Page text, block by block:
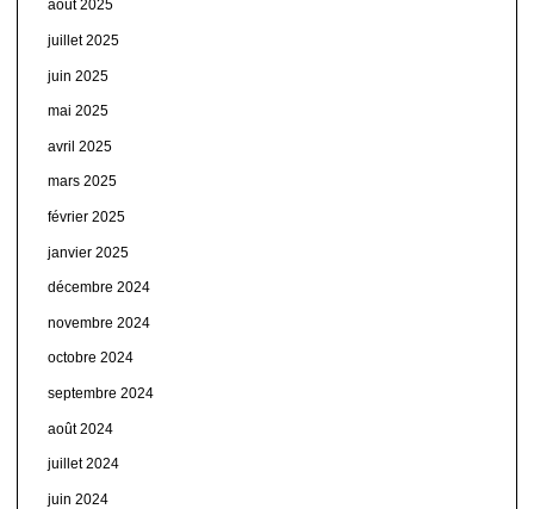
août 2025
juillet 2025
juin 2025
mai 2025
avril 2025
mars 2025
février 2025
janvier 2025
décembre 2024
novembre 2024
octobre 2024
septembre 2024
août 2024
juillet 2024
juin 2024